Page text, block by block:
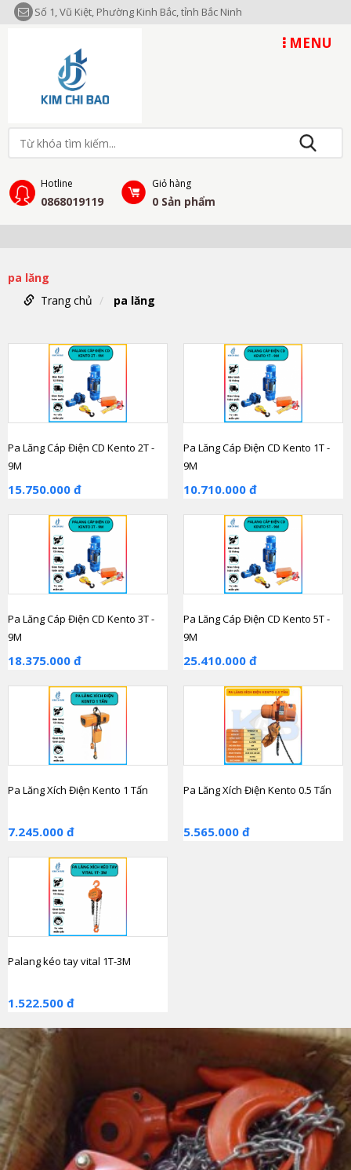
Số 1, Vũ Kiệt, Phường Kinh Bắc, tỉnh Bắc Ninh
MENU
Hotline
0868019119
Giỏ hàng
0 Sản phẩm
pa lăng
Trang chủ
pa lăng
Pa Lăng Cáp Điện CD Kento 2T -
9M
15.750.000 đ
Pa Lăng Cáp Điện CD Kento 1T -
9M
10.710.000 đ
Pa Lăng Cáp Điện CD Kento 3T -
9M
18.375.000 đ
Pa Lăng Cáp Điện CD Kento 5T -
9M
25.410.000 đ
Pa Lăng Xích Điện Kento 1 Tấn
7.245.000 đ
Pa Lăng Xích Điện Kento 0.5 Tấn
5.565.000 đ
Palang kéo tay vital 1T-3M
1.522.500 đ